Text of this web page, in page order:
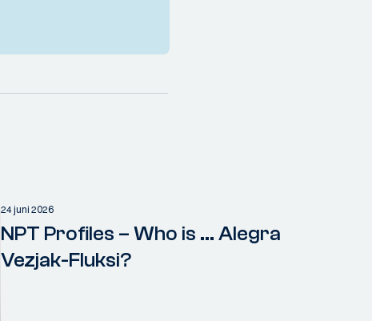
24 juni 2026
NPT Profiles – Who is ... Alegra
Vezjak-Fluksi?